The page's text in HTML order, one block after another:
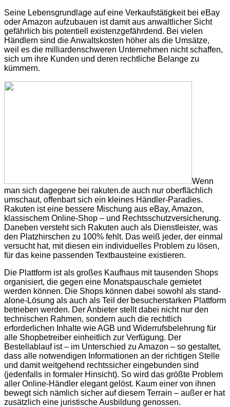
Seine Lebensgrundlage auf eine Verkaufstätigkeit bei eBay
oder Amazon aufzubauen ist damit aus anwaltlicher Sicht
gefährlich bis potentiell existenzgefährdend. Bei vielen
Händlern sind die Anwaltskosten höher als die Umsätze,
weil es die milliardenschweren Unternehmen nicht schaffen,
sich um ihre Kunden und deren rechtliche Belange zu
kümmern.
Wenn
man sich dagegene bei rakuten.de auch nur oberflächlich
umschaut, offenbart sich ein kleines Händler-Paradies.
Rakuten ist eine bessere Mischung aus eBay, Amazon,
klassischem Online-Shop – und Rechtsschutzversicherung.
Daneben versteht sich Rakuten auch als Dienstleister, was
den Platzhirschen zu 100% fehlt. Das weiß jeder, der einmal
versucht hat, mit diesen ein individuelles Problem zu lösen,
für das keine passenden Textbausteine existieren.
Die Plattform ist als großes Kaufhaus mit tausenden Shops
organisiert, die gegen eine Monatspauschale gemietet
werden können. Die Shops können dabei sowohl als stand-
alone-Lösung als auch als Teil der besucherstarken Plattform
betrieben werden. Der Anbieter stellt dabei nicht nur den
technischen Rahmen, sondern auch die rechtlich
erforderlichen Inhalte wie AGB und Widerrufsbelehrung für
alle Shopbetreiber einheitlich zur Verfügung. Der
Bestellablauf ist – im Unterschied zu Amazon – so gestaltet,
dass alle notwendigen Informationen an der richtigen Stelle
und damit weitgehend rechtssicher eingebunden sind
(jedenfalls in formaler Hinsicht). So wird das größte Problem
aller Online-Händler elegant gelöst. Kaum einer von ihnen
bewegt sich nämlich sicher auf diesem Terrain – außer er hat
zusätzlich eine juristische Ausbildung genossen.